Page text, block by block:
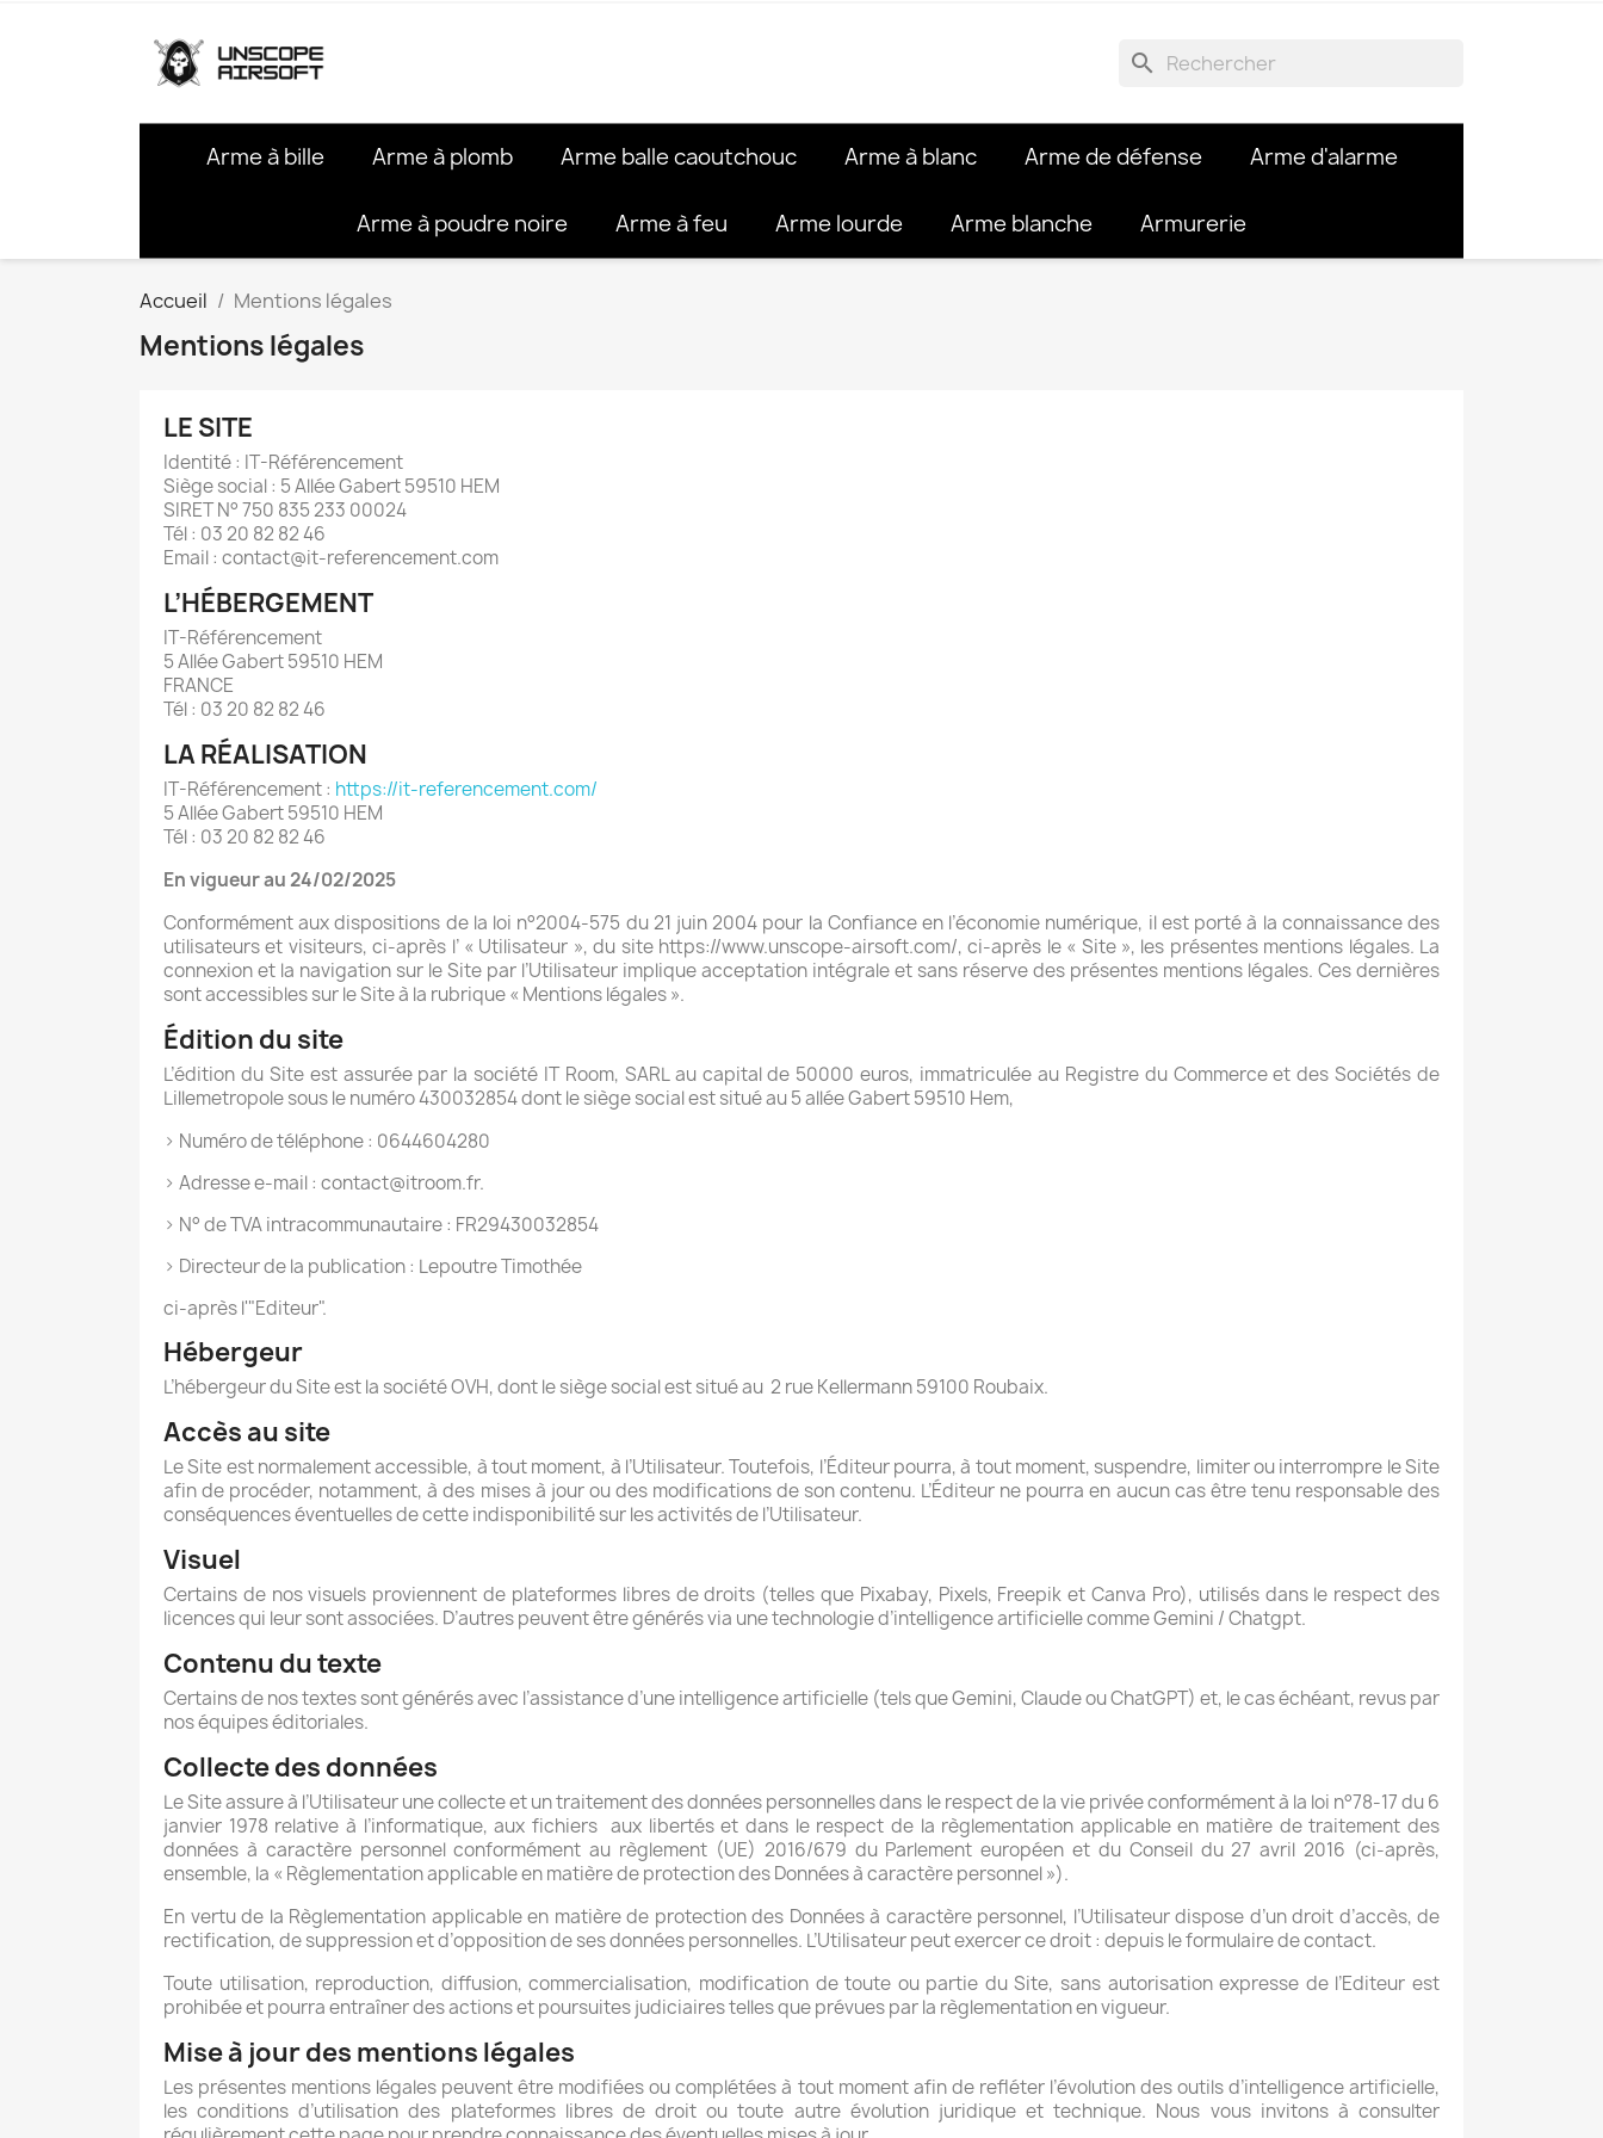
search
Arme à bille Arme à plomb Arme balle caoutchouc Arme à blanc Arme de défense Arme d'alarme
Arme à poudre noire Arme à feu Arme lourde Arme blanche Armurerie
Accueil Mentions légales
Mentions légales
LE SITE
Identité : IT-Référencement
Siège social : 5 Allée Gabert 59510 HEM
SIRET N° 750 835 233 00024
Tél : 03 20 82 82 46
Email : contact@it-referencement.com
L’HÉBERGEMENT
IT-Référencement
5 Allée Gabert 59510 HEM
FRANCE
Tél : 03 20 82 82 46
LA RÉALISATION
IT-Référencement : https://it-referencement.com/
5 Allée Gabert 59510 HEM
Tél : 03 20 82 82 46
En vigueur au 24/02/2025
Conformément aux dispositions de la loi n°2004-575 du 21 juin 2004 pour la Confiance en l’économie numérique, il est porté à la connaissance des
utilisateurs et visiteurs, ci-après l’ « Utilisateur », du site https://www.unscope-airsoft.com/, ci-après le « Site », les présentes mentions légales. La
connexion et la navigation sur le Site par l’Utilisateur implique acceptation intégrale et sans réserve des présentes mentions légales. Ces dernières
sont accessibles sur le Site à la rubrique « Mentions légales ».
Édition du site
L’édition du Site est assurée par la société IT Room, SARL au capital de 50000 euros, immatriculée au Registre du Commerce et des Sociétés de
Lillemetropole sous le numéro 430032854 dont le siège social est situé au 5 allée Gabert 59510 Hem,
> Numéro de téléphone : 0644604280
> Adresse e-mail : contact@itroom.fr.
> N° de TVA intracommunautaire : FR29430032854
> Directeur de la publication : Lepoutre Timothée
ci-après l'"Editeur".
Hébergeur
L’hébergeur du Site est la société OVH, dont le siège social est situé au 2 rue Kellermann 59100 Roubaix.
Accès au site
Le Site est normalement accessible, à tout moment, à l’Utilisateur. Toutefois, l’Éditeur pourra, à tout moment, suspendre, limiter ou interrompre le Site
afin de procéder, notamment, à des mises à jour ou des modifications de son contenu. L’Éditeur ne pourra en aucun cas être tenu responsable des
conséquences éventuelles de cette indisponibilité sur les activités de l’Utilisateur.
Visuel
Certains de nos visuels proviennent de plateformes libres de droits (telles que Pixabay, Pixels, Freepik et Canva Pro), utilisés dans le respect des
licences qui leur sont associées. D’autres peuvent être générés via une technologie d’intelligence artificielle comme Gemini / Chatgpt.
Contenu du texte
Certains de nos textes sont générés avec l’assistance d’une intelligence artificielle (tels que Gemini, Claude ou ChatGPT) et, le cas échéant, revus par
nos équipes éditoriales.
Collecte des données
Le Site assure à l’Utilisateur une collecte et un traitement des données personnelles dans le respect de la vie privée conformément à la loi n°78-17 du 6
janvier 1978 relative à l’informatique, aux fichiers aux libertés et dans le respect de la règlementation applicable en matière de traitement des
données à caractère personnel conformément au règlement (UE) 2016/679 du Parlement européen et du Conseil du 27 avril 2016 (ci-après,
ensemble, la « Règlementation applicable en matière de protection des Données à caractère personnel »).
En vertu de la Règlementation applicable en matière de protection des Données à caractère personnel, l’Utilisateur dispose d’un droit d’accès, de
rectification, de suppression et d’opposition de ses données personnelles. L’Utilisateur peut exercer ce droit : depuis le formulaire de contact.
Toute utilisation, reproduction, diffusion, commercialisation, modification de toute ou partie du Site, sans autorisation expresse de l’Editeur est
prohibée et pourra entraîner des actions et poursuites judiciaires telles que prévues par la règlementation en vigueur.
Mise à jour des mentions légales
Les présentes mentions légales peuvent être modifiées ou complétées à tout moment afin de refléter l’évolution des outils d’intelligence artificielle,
les conditions d’utilisation des plateformes libres de droit ou toute autre évolution juridique et technique. Nous vous invitons à consulter